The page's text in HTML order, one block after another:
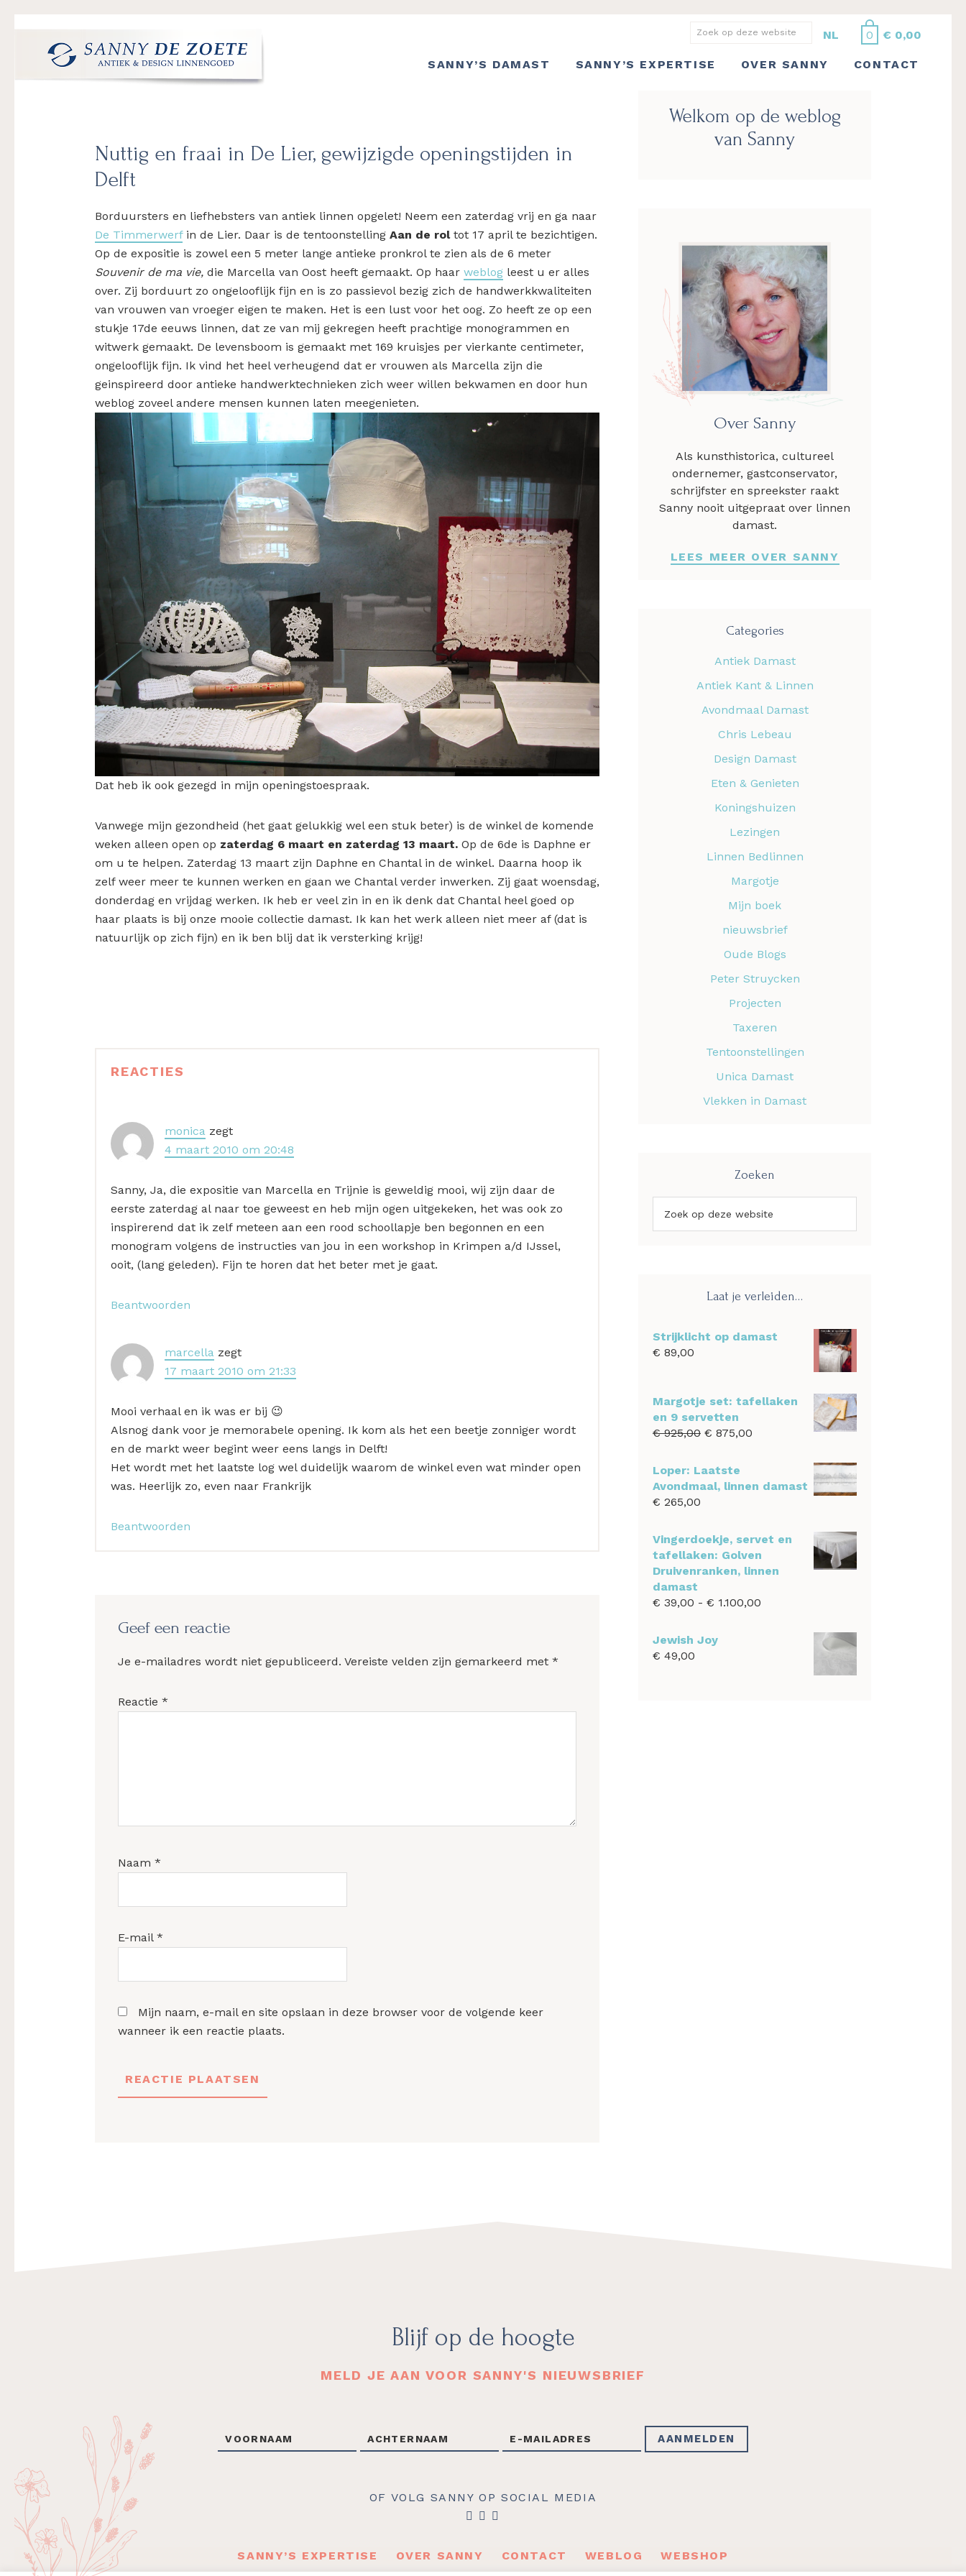
hoofdnavigatie
hoofd
eerste
voettekst
0 € 0,00
Zoek
deze
NL
SANNY’S DAMAST SANNY’S EXPERTISE OVER SANNY CONTACT
Nuttig en fraai in De Lier, gewijzigde openingstijden in
Delft
Borduursters en liefhebsters van antiek linnen opgelet! Neem een zaterdag vrij en ga naar
De Timmerwerfin de Lier. Daar is de tentoonstelling Aan de roltot 17 april te bezichtigen.
Op de expositie is zowel een 5 meter lange antieke pronkrol te zien als de 6 meter
Souvenir de ma vie, die Marcella van Oost heeft gemaakt. Op haar weblog leest u er alles
over. Zij borduurt zo ongelooflijk fijn en is zo passievol bezig zich de handwerkkwaliteiten
van vrouwen van vroeger eigen te maken. Het is een lust voor het oog. Zo heeft ze op een
stukje 17de eeuws linnen, dat ze van mij gekregen heeft prachtige monogrammen en
witwerk gemaakt. De levensboom is gemaakt met 169 kruisjes per vierkante centimeter,
ongelooflijk fijn. Ik vind het heel verheugend dat er vrouwen als Marcella zijn die
geinspireerd door antieke handwerktechnieken zich weer willen bekwamen en door hun
weblog zoveel andere mensen kunnen laten meegenieten.
Dat heb ik ook gezegd in mijn openingstoespraak.
Vanwege mijn gezondheid (het gaat gelukkig wel een stuk beter) is de winkel de komende
weken alleen open op zaterdag 6 maart en zaterdag 13 maart. Op de 6de is Daphne er
om u te helpen. Zaterdag 13 maart zijn Daphne en Chantal in de winkel. Daarna hoop ik
zelf weer meer te kunnen werken en gaan we Chantal verder inwerken. Zij gaat woensdag,
donderdag en vrijdag werken. Ik heb er veel zin in en ik denk dat Chantal heel goed op
haar plaats is bij onze mooie collectie damast. Ik kan het werk alleen niet meer af (dat is
natuurlijk op zich fijn) en ik ben blij dat ik versterking krijg!
Interacties
REACTIES
monica zegt
4 maart 2010 om 20:48
Sanny, Ja, die expositie van Marcella en Trijnie is geweldig mooi, wij zijn daar de
eerste zaterdag al naar toe geweest en heb mijn ogen uitgekeken, het was ook zo
inspirerend dat ik zelf meteen aan een rood schoollapje ben begonnen en een
monogram volgens de instructies van jou in een workshop in Krimpen a/d IJssel,
ooit, (lang geleden). Fijn te horen dat het beter met je gaat.
Beantwoorden
marcella zegt
17 maart 2010 om 21:33
Mooi verhaal en ik was er bij 😉
Alsnog dank voor je memorabele opening. Ik kom als het een beetje zonniger wordt
en de markt weer begint weer eens langs in Delft!
Het wordt met het laatste log wel duidelijk waarom de winkel even wat minder open
was. Heerlijk zo, even naar Frankrijk
Beantwoorden
Geef een reactie
Je e-mailadres wordt niet gepubliceerd. Vereiste velden zijn gemarkeerd met *
Reactie *
Naam *
E-mail *
Mijn naam, e-mail en site opslaan in deze browser voor de volgende keer
wanneer ik een reactie plaats.
Sidebar
Welkom op de weblog
van Sanny
Over Sanny
Als kunsthistorica, cultureel
ondernemer, gastconservator,
schrijfster en spreekster raakt
Sanny nooit uitgepraat over linnen
damast.
LEES MEER OVER SANNY
Categories
Antiek Damast
Antiek Kant & Linnen
Avondmaal Damast
Chris Lebeau
Design Damast
Eten & Genieten
Koningshuizen
Lezingen
Linnen Bedlinnen
Margotje
Mijn boek
nieuwsbrief
Oude Blogs
Peter Struycken
Projecten
Taxeren
Tentoonstellingen
Unica Damast
Vlekken in Damast
Zoeken
op
Laat je verleiden…
Strijklicht op damast
€ 89,00
Margotje set: tafellaken
en 9 servetten
€925,00 Oorspronkelijke
was:
€ 925,00.
€ 875,00
€ 875,00.
Loper: Laatste
Avondmaal, linnen damast
€ 265,00
Vingerdoekje, servet en
tafellaken: Golven
Druivenranken, linnen
damast
€ 39,00 - € 1.100,00
Jewish Joy
€ 49,00
Blijf op de hoogte
MELD JE AAN VOOR SANNY'S NIEUWSBRIEF
OF VOLG SANNY OP SOCIAL MEDIA
SANNY’S EXPERTISE OVER SANNY CONTACT WEBLOG WEBSHOP